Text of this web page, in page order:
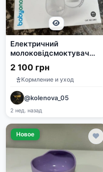
Електричний
молоковідсмоктувач
BabyOno PICO
акумуляторний
2 100 грн
Кормление и уход
@kolenova_05
2 нед. назад
Новое